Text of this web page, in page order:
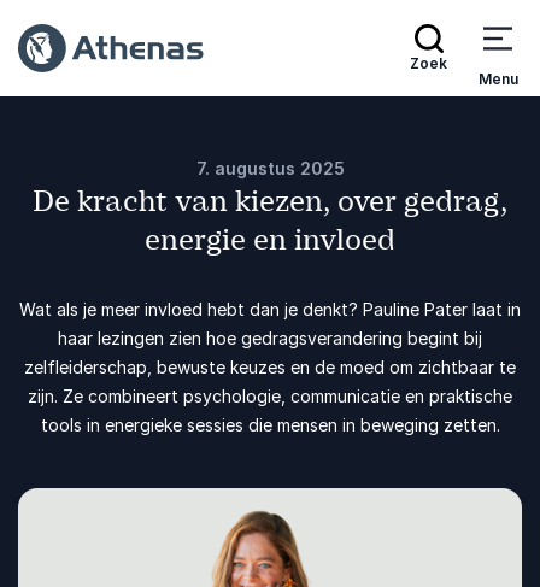
Zoek
Menu
7. augustus 2025
De kracht van kiezen, over gedrag,
energie en invloed
Wat als je meer invloed hebt dan je denkt? Pauline Pater laat in
haar lezingen zien hoe gedragsverandering begint bij
zelfleiderschap, bewuste keuzes en de moed om zichtbaar te
zijn. Ze combineert psychologie, communicatie en praktische
tools in energieke sessies die mensen in beweging zetten.